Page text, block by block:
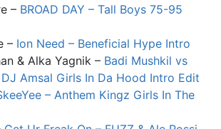
– BROAD DAY – Tall Boys 75-95
– Ion Need – Beneficial Hype Intro
& Alka Yagnik – Badi Mushkil vs
Amsal Girls In Da Hood Intro Edit
– Anthem Kingz Girls In The